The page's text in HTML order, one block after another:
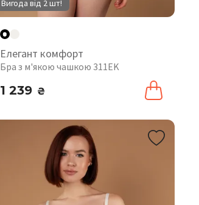
Вигода від 2 шт!
Елегант комфорт
Бра з м'якою чашкою 311EK
1 239 ₴